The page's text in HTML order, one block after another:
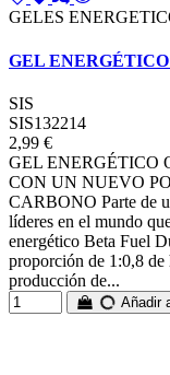
GELES
GEL
SIS
SIS132214
2,99 €
GEL ENERGÉTICO
CON UN NUEVO
CARBONO Parte de
líderes en el mundo
energético Beta Fuel
proporción de 1:0,8 de
producción de...
Añadir